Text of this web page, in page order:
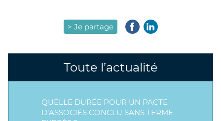
> Je partage
Toute l’actualité
QUELLE DURÉE POUR UN PACTE
D’ASSOCIÉS CONCLU SANS TERME